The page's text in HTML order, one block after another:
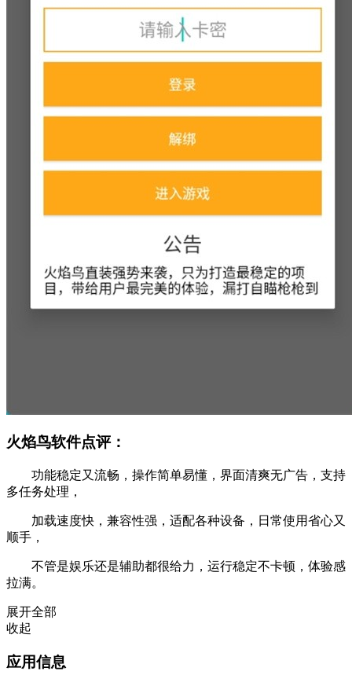
火焰鸟软件点评：
功能稳定又流畅，操作简单易懂，界面清爽无广告，支持
多任务处理，
加载速度快，兼容性强，适配各种设备，日常使用省心又
顺手，
不管是娱乐还是辅助都很给力，运行稳定不卡顿，体验感
拉满。
展开全部
收起
应用信息